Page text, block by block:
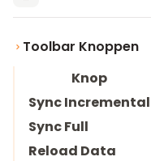
Toolbar Knoppen
Knop
Sync Incremental
Sync Full
Reload Data